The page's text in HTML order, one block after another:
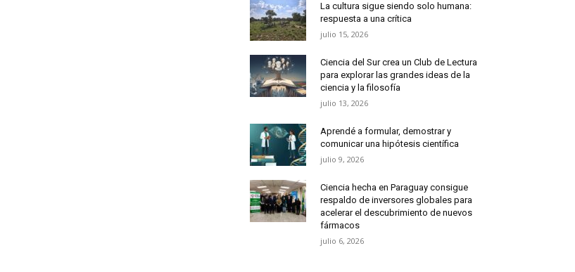
La cultura sigue siendo solo humana:
respuesta a una crítica
julio 15, 2026
Ciencia del Sur crea un Club de Lectura
para explorar las grandes ideas de la
ciencia y la filosofía
julio 13, 2026
Aprendé a formular, demostrar y
comunicar una hipótesis científica
julio 9, 2026
Ciencia hecha en Paraguay consigue
respaldo de inversores globales para
acelerar el descubrimiento de nuevos
fármacos
julio 6, 2026